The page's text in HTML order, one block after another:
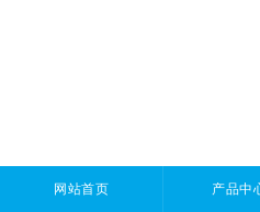
网站首页 产品中